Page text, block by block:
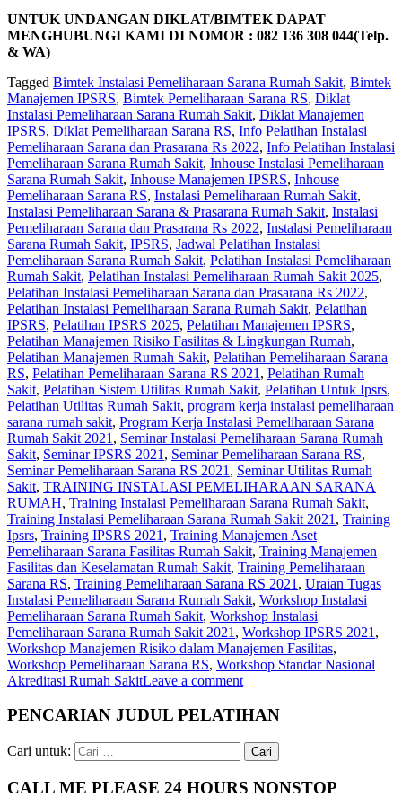
UNTUK UNDANGAN DIKLAT/BIMTEK DAPAT
MENGHUBUNGI KAMI DI NOMOR : 082 136 308 044(Telp.
& WA)
Tagged Bimtek Instalasi Pemeliharaan Sarana Rumah Sakit, Bimtek
Manajemen IPSRS, Bimtek Pemeliharaan Sarana RS, Diklat
Instalasi Pemeliharaan Sarana Rumah Sakit, Diklat Manajemen
IPSRS, Diklat Pemeliharaan Sarana RS, Info Pelatihan Instalasi
Pemeliharaan Sarana dan Prasarana Rs 2022, Info Pelatihan Instalasi
Pemeliharaan Sarana Rumah Sakit, Inhouse Instalasi Pemeliharaan
Sarana Rumah Sakit, Inhouse Manajemen IPSRS, Inhouse
Pemeliharaan Sarana RS, Instalasi Pemeliharaan Rumah Sakit,
Instalasi Pemeliharaan Sarana & Prasarana Rumah Sakit, Instalasi
Pemeliharaan Sarana dan Prasarana Rs 2022, Instalasi Pemeliharaan
Sarana Rumah Sakit, IPSRS, Jadwal Pelatihan Instalasi
Pemeliharaan Sarana Rumah Sakit, Pelatihan Instalasi Pemeliharaan
Rumah Sakit, Pelatihan Instalasi Pemeliharaan Rumah Sakit 2025,
Pelatihan Instalasi Pemeliharaan Sarana dan Prasarana Rs 2022,
Pelatihan Instalasi Pemeliharaan Sarana Rumah Sakit, Pelatihan
IPSRS, Pelatihan IPSRS 2025, Pelatihan Manajemen IPSRS,
Pelatihan Manajemen Risiko Fasilitas & Lingkungan Rumah,
Pelatihan Manajemen Rumah Sakit, Pelatihan Pemeliharaan Sarana
RS, Pelatihan Pemeliharaan Sarana RS 2021 , Pelatihan Rumah
Sakit‎, Pelatihan Sistem Utilitas Rumah Sakit, Pelatihan Untuk Ipsrs,
Pelatihan Utilitas Rumah Sakit, program kerja instalasi pemeliharaan
sarana rumah sakit, Program Kerja Instalasi Pemeliharaan Sarana
Rumah Sakit 2021 , Seminar Instalasi Pemeliharaan Sarana Rumah
Sakit, Seminar IPSRS 2021 , Seminar Pemeliharaan Sarana RS,
Seminar Pemeliharaan Sarana RS 2021 , Seminar Utilitas Rumah
Sakit, TRAINING INSTALASI PEMELIHARAAN SARANA
RUMAH, Training Instalasi Pemeliharaan Sarana Rumah Sakit,
Training Instalasi Pemeliharaan Sarana Rumah Sakit 2021 , Training
Ipsrs, Training IPSRS 2021 , Training Manajemen Aset
Pemeliharaan Sarana Fasilitas Rumah Sakit, Training Manajemen
Fasilitas dan Keselamatan Rumah Sakit, Training Pemeliharaan
Sarana RS, Training Pemeliharaan Sarana RS 2021 , Uraian Tugas
Instalasi Pemeliharaan Sarana Rumah Sakit, Workshop Instalasi
Pemeliharaan Sarana Rumah Sakit, Workshop Instalasi
Pemeliharaan Sarana Rumah Sakit 2021 , Workshop IPSRS 2021 ,
Workshop Manajemen Risiko dalam Manajemen Fasilitas,
Workshop Pemeliharaan Sarana RS, Workshop Standar Nasional
Akreditasi Rumah SakitLeave a comment
PENCARIAN JUDUL PELATIHAN
Cari untuk:
CALL ME PLEASE 24 HOURS NONSTOP